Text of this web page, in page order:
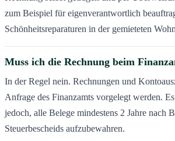
zum Beispiel für eigenverantwortlich
Schönheitsreparaturen in der gemieteten
Muss ich die Rechnung beim
In der Regel nein. Rechnungen und
Anfrage des Finanzamts vorgelegt werden.
jedoch, alle Belege mindestens 2 Jahre nach
Steuerbescheids aufzubewahren.